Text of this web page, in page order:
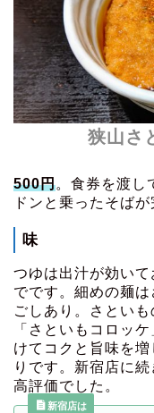
狭山さ
500円。食券を渡し
ドンと乗ったそば
味
つゆは出汁が効い
でです。細めの麺
ごしあり。さとい
「さといもコロッ
けてコクと旨味を
りです。新宿店に
高評価でした。
新宿店は